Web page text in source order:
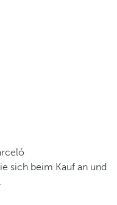
sich beim Kauf an und